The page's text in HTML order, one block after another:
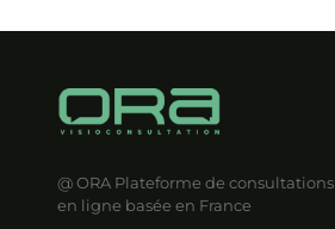
@ ORA Plateforme de consultations
en ligne basée en France